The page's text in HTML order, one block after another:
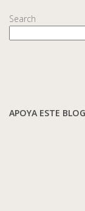
Search
APOYA ESTE